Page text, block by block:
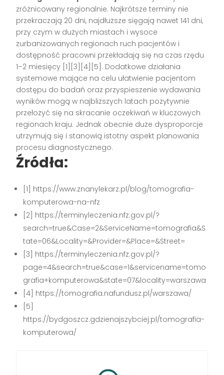
zróżnicowany regionalnie. Najkrótsze terminy nie
przekraczają 20 dni, najdłuższe sięgają nawet 141 dni,
przy czym w dużych miastach i wysoce
zurbanizowanych regionach ruch pacjentów i
dostępność pracowni przekładają się na czas rzędu
1–2 miesięcy [1][3][4][5] . Dodatkowe działania
systemowe mające na celu ułatwienie pacjentom
dostępu do badań oraz przyspieszenie wydawania
wyników mogą w najbliższych latach pozytywnie
przełożyć się na skracanie oczekiwań w kluczowych
regionach kraju. Jednak obecnie duże dysproporcje
utrzymują się i stanowią istotny aspekt planowania
procesu diagnostycznego.
Źródła:
[1] https://www.znanylekarz.pl/blog/tomografia-
komputerowa-na-nfz
[2] https://terminyleczenia.nfz.gov.pl/?
search=true&Case=2&ServiceName=tomografia&S
tate=06&Locality=&Provider=&Place=&Street=
[3] https://terminyleczenia.nfz.gov.pl/?
page=4&search=true&case=1&servicename=tomo
grafia+komputerowa&state=07&locality=warszawa
[4] https://tomografia.nafundusz.pl/warszawa/
[5]
https://bydgoszcz.gdzienajszybciej.pl/tomografia-
komputerowa/